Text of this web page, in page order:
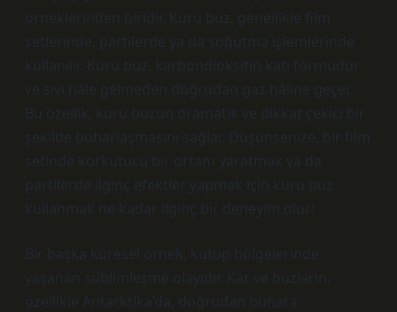
örneklerinden biridir. Kuru buz, genellikle film
setlerinde, partilerde ya da soğutma işlemlerinde
kullanılır. Kuru buz, karbondioksitin katı formudur
ve sıvı hâle gelmeden doğrudan gaz hâline geçer.
Bu özellik, kuru buzun dramatik ve dikkat çekici bir
şekilde buharlaşmasını sağlar. Düşünsenize, bir film
setinde korkutucu bir ortam yaratmak ya da
partilerde ilginç efektler yapmak için kuru buz
kullanmak ne kadar ilginç bir deneyim olur!
Bir başka küresel örnek, kutup bölgelerinde
yaşanan süblimleşme olayıdır. Kar ve buzların,
özellikle Antarktika’da, doğrudan buhara